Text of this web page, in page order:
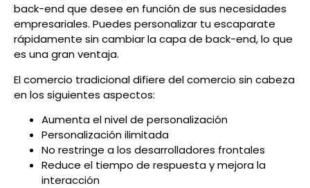
back-end que desee en función de sus necesidades
empresariales. Puedes personalizar tu escaparate
rápidamente sin cambiar la capa de back-end, lo que
es una gran ventaja.
El comercio tradicional difiere del comercio sin cabeza
en los siguientes aspectos:
Aumenta el nivel de personalización
Personalización ilimitada
No restringe a los desarrolladores frontales
Reduce el tiempo de respuesta y mejora la
interacción